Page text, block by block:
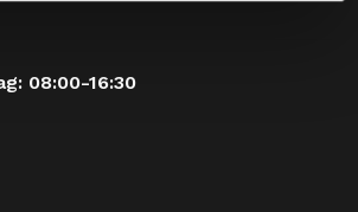
08:00-16:30